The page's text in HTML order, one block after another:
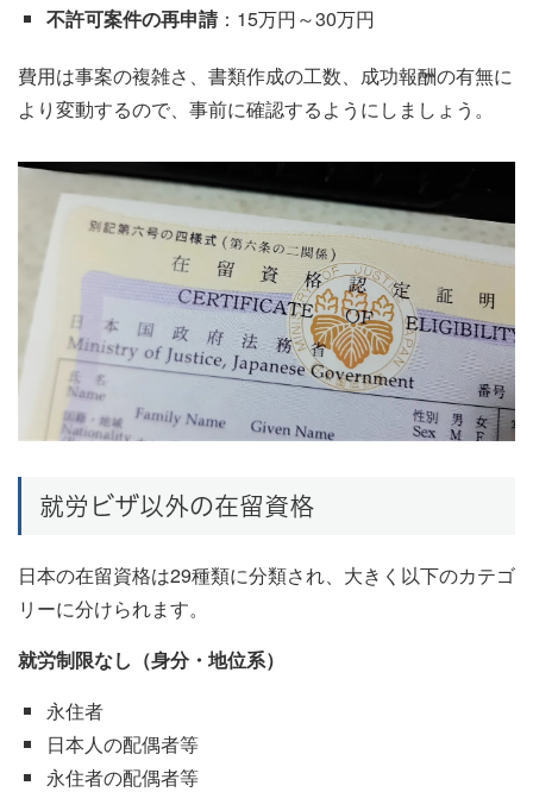
不許可案件の再申請：15万円～30万円
費用は事案の複雑さ、書類作成の工数、成功報酬の有無に
より変動するので、事前に確認するようにしましょう。
就労ビザ以外の在留資格
日本の在留資格は29種類に分類され、大きく以下のカテゴ
リーに分けられます。
就労制限なし（身分・地位系）
永住者
日本人の配偶者等
永住者の配偶者等